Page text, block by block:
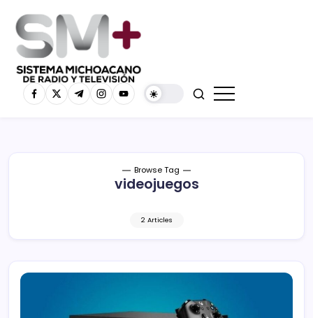
Browse Tag
videojuegos
2 Articles